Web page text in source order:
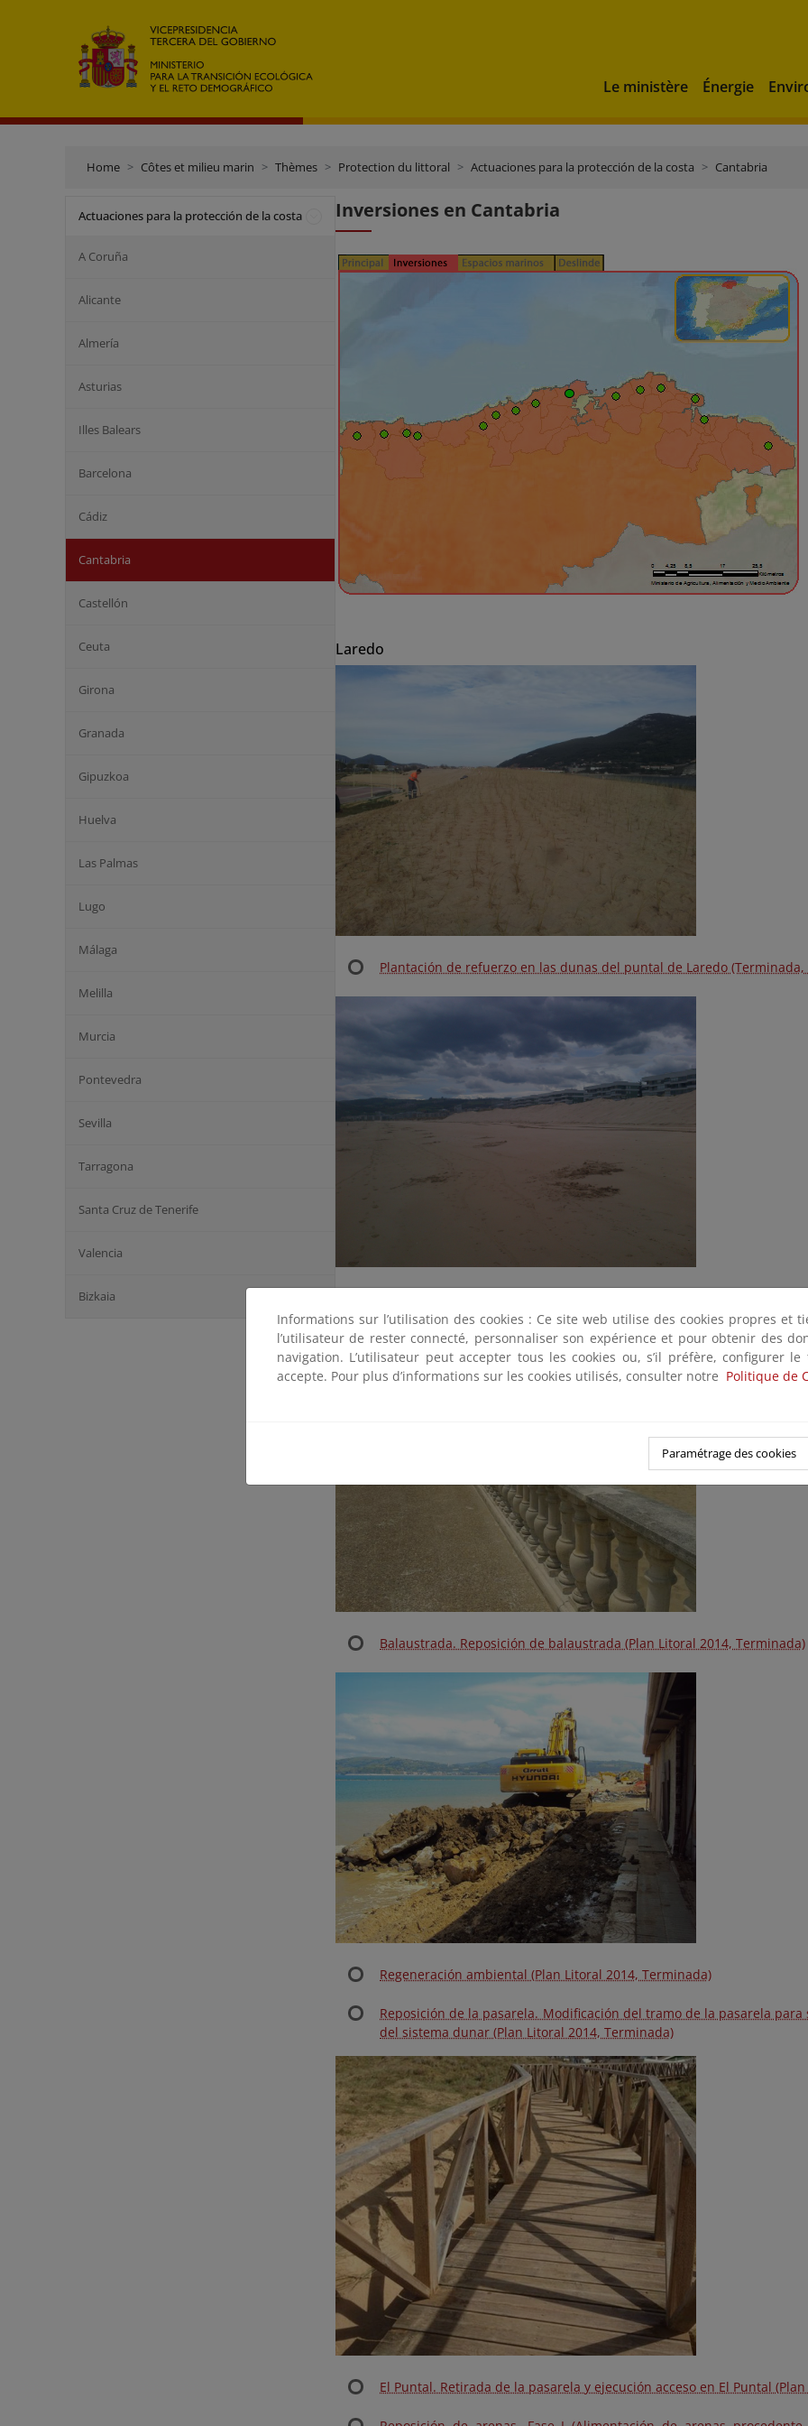
Le ministère Énergie
Home Côtes et milieu marin Thèmes Protection du littoral Actuaciones para la protección de la costa Cantabria
Actuaciones para la protección de la costa
A Coruña
Alicante
Almería
Asturias
Illes Balears
Barcelona
Cádiz
Cantabria
Castellón
Ceuta
Girona
Granada
Gipuzkoa
Huelva
Las Palmas
Lugo
Málaga
Melilla
Murcia
Pontevedra
Sevilla
Tarragona
Santa Cruz de Tenerife
Valencia
Bizkaia
Inversiones en Cantabria
Laredo
Plantación de refuerzo en las dunas del puntal de Laredo (Terminada,
constituir una duna (Plan Litoral 2014, Terminada)
Balaustrada. Reposición de balaustrada (Plan Litoral 2014, Terminada)
Regeneración ambiental (Plan Litoral 2014, Terminada)
Reposición de la pasarela. Modificación del tramo de la pasarela
del sistema dunar (Plan Litoral 2014, Terminada)
El Puntal. Retirada de la pasarela y ejecución acceso en El Puntal
Informations sur l’utilisation des cookies : Ce site web utilise des cookies propres et
l’utilisateur de rester connecté, personnaliser son expérience et pour obtenir des
navigation. L’utilisateur peut accepter tous les cookies ou, s’il préfère, configurer le
accepte. Pour plus d’informations sur les cookies utilisés, consulter notre Politique de
Paramétrage des cookies